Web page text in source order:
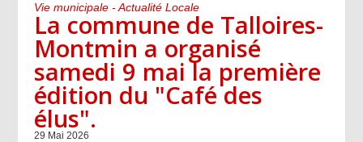
Vie municipale - Actualité Locale
La commune de Talloires-
Montmin a organisé
samedi 9 mai la première
édition du "Café des
élus".
29 Mai 2026